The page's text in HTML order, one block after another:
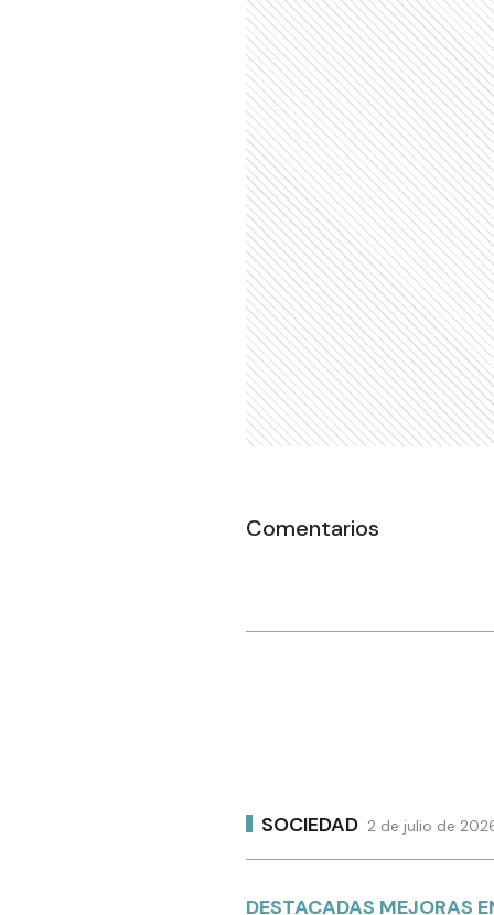
Comentarios
SOCIEDAD 2 de julio de
DESTACADAS MEJORAS